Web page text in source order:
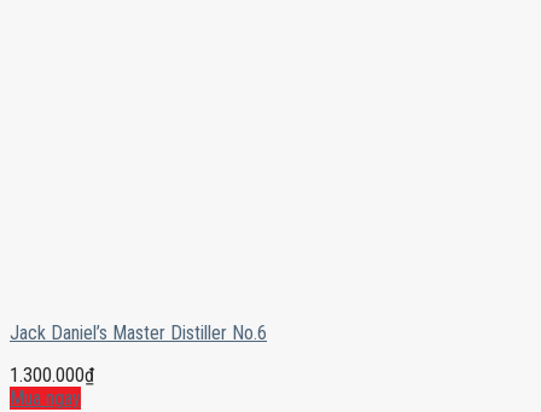
Jack Daniel’s Master Distiller No.6
1.300.000₫
Mua ngay